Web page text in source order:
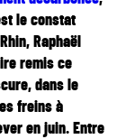
le constat
Raphaël
remis ce
dans le
freins à
en juin. Entre